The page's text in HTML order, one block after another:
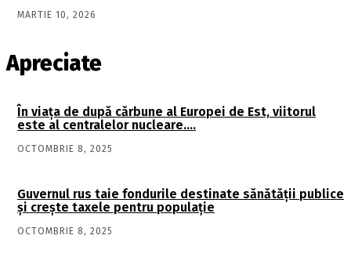
MARTIE 10, 2026
Apreciate
În viaţa de după cărbune al Europei de Est, viitorul
este al centralelor nucleare….
OCTOMBRIE 8, 2025
Guvernul rus taie fondurile destinate sănătății publice
și crește taxele pentru populație
OCTOMBRIE 8, 2025